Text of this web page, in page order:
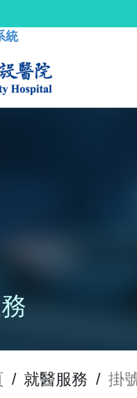
統
/ 就醫服務 / 掛